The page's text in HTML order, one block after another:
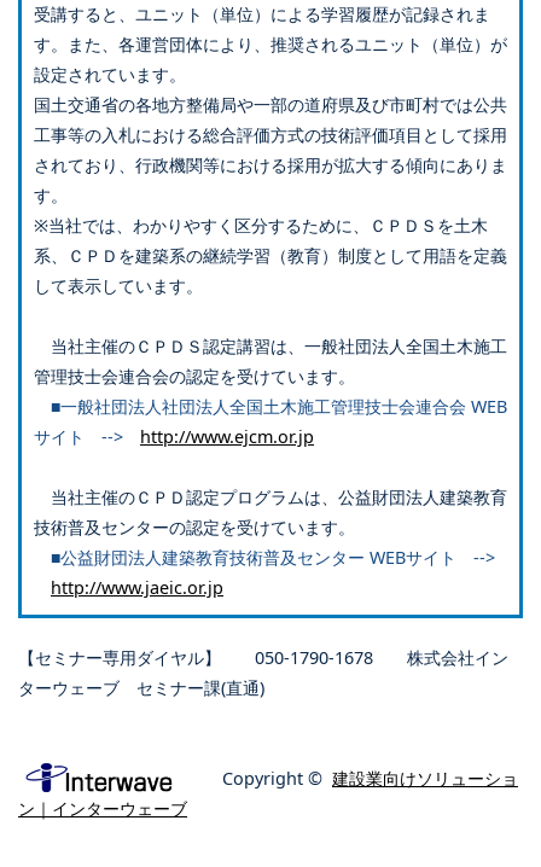
受講すると、ユニット（単位）による学習履歴が記録されま
す。また、各運営団体により、推奨されるユニット（単位）が
設定されています。
国土交通省の各地方整備局や一部の道府県及び市町村では公共
工事等の入札における総合評価方式の技術評価項目として採用
されており、行政機関等における採用が拡大する傾向にありま
す。
※当社では、わかりやすく区分するために、ＣＰＤＳを土木
系、ＣＰＤを建築系の継続学習（教育）制度として用語を定義
して表示しています。
当社主催のＣＰＤＳ認定講習は、一般社団法人全国土木施工
管理技士会連合会の認定を受けています。
■一般社団法人社団法人全国土木施工管理技士会連合会 WEB
サイト --> http://www.ejcm.or.jp
当社主催のＣＰＤ認定プログラムは、公益財団法人建築教育
技術普及センターの認定を受けています。
■公益財団法人建築教育技術普及センター WEBサイト -->
http://www.jaeic.or.jp
【セミナー専用ダイヤル】 050-1790-1678 株式会社イン
ターウェーブ セミナー課(直通)
Copyright © 建設業向けソリューショ
ン｜インターウェーブ